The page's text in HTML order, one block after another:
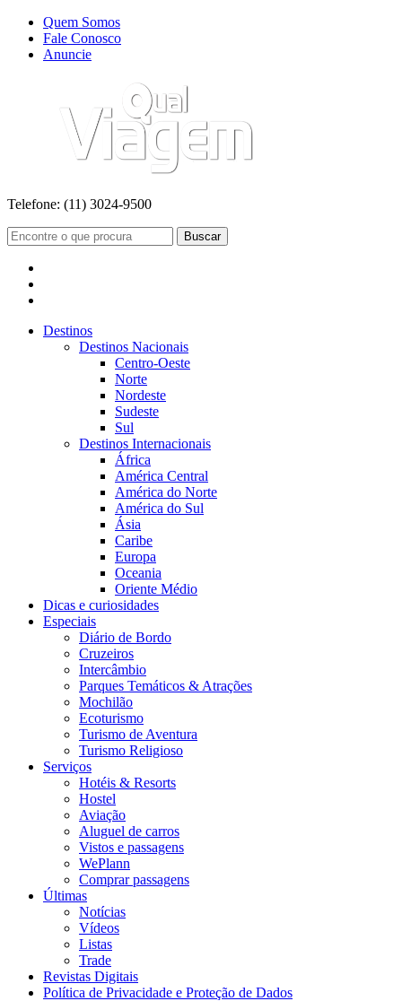
Quem Somos
Fale Conosco
Anuncie
Telefone: (11) 3024-9500
Buscar
Destinos
Destinos Nacionais
Centro-Oeste
Norte
Nordeste
Sudeste
Sul
Destinos Internacionais
África
América Central
América do Norte
América do Sul
Ásia
Caribe
Europa
Oceania
Oriente Médio
Dicas e curiosidades
Especiais
Diário de Bordo
Cruzeiros
Intercâmbio
Parques Temáticos & Atrações
Mochilão
Ecoturismo
Turismo de Aventura
Turismo Religioso
Serviços
Hotéis & Resorts
Hostel
Aviação
Aluguel de carros
Vistos e passagens
WePlann
Comprar passagens
Últimas
Notícias
Vídeos
Listas
Trade
Revistas Digitais
Política de Privacidade e Proteção de Dados